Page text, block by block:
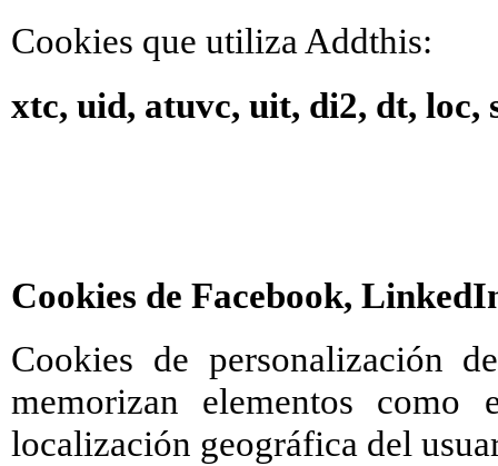
Cookies que utiliza Addthis:
xtc, uid, atuvc, uit, di2, dt, loc,
Cookies de Facebook,
Cookies de personalización
memorizan elementos
localización geográfica del